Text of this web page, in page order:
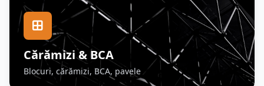
Cărămizi & BCA
Blocuri, cărămizi, BCA, pavele